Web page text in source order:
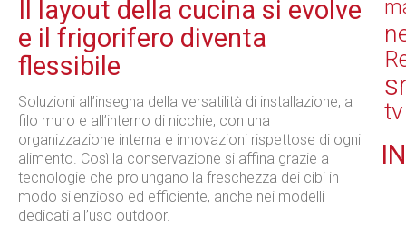
Il layout della cucina si evolve
e il frigorifero diventa
flessibile
Soluzioni all’insegna della versatilità di installazione, a
filo muro e all’interno di nicchie, con una
organizzazione interna e innovazioni rispettose di ogni
alimento. Così la conservazione si affina grazie a
tecnologie che prolungano la freschezza dei cibi in
modo silenzioso ed efficiente, anche nei modelli
dedicati all’uso outdoor.
tv
IN